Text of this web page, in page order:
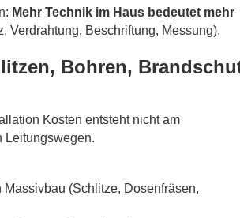
Mehr Technik im Haus bedeutet mehr
Verdrahtung, Beschriftung, Messung).
Bohren,
Kosten entsteht nicht am
Leitungswegen.
(Schlitze, Dosenfräsen,